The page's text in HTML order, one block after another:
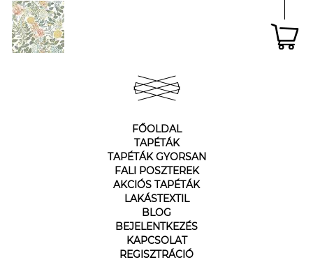
FŐOLDAL
TAPÉTÁK
TAPÉTÁK GYORSAN
FALI POSZTEREK
AKCIÓS TAPÉTÁK
LAKÁSTEXTIL
BLOG
BEJELENTKEZÉS
KAPCSOLAT
REGISZTRÁCIÓ